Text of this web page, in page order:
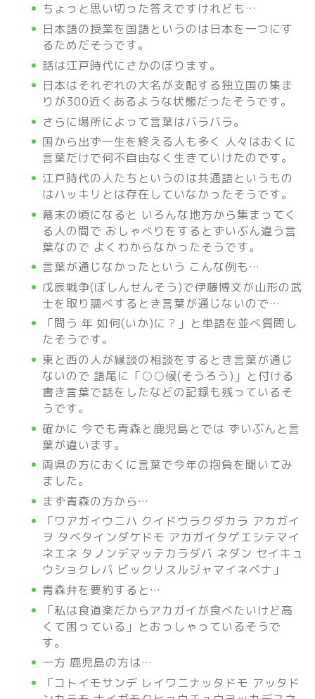
ちょっと思い切った答えですけれども…
日本語の授業を国語というのは日本を一つにす
るためだそうです。
話は江戸時代にさかのぼります。
日本はそれぞれの大名が支配する独立国の集ま
りが300近くあるような状態だったそうです。
さらに場所によって言葉はバラバラ。
国から出ず一生を終える人も多く 人々はおくに
言葉だけで何不自由なく生きていけたのです。
江戸時代の人たちというのは共通語というもの
はハッキリとは存在していなかったそうです。
幕末の頃になると いろんな地方から集まってく
る人の間で おしゃべりをするとずいぶん違う言
葉なので よくわからなかったそうです。
言葉が通じなかったという こんな例も…
戊辰戦争(ぼしんせんそう)で伊藤博文が山形の武
士を取り調べするとき言葉が通じないので…
「問う 年 如何(いか)に？」と単語を並べ質問し
たそうです。
東と西の人が縁談の相談をするとき言葉が通じ
ないので 語尾に「○○候(そうろう)」と付ける
書き言葉で話をしたなどの記録も残っているそ
うです。
確かに 今でも青森と鹿児島とでは ずいぶんと言
葉が違います。
両県の方におくに言葉で今年の抱負を聞いてみ
ました。
まず青森の方から…
「ワアガイウニハ クイドウラクダカラ アカガイ
ヲ タベタインダケドモ アカガイタゲエシテマイ
ネエネ タノンデマッテカラダバ ネダン セイキュ
ウショクレバ ビックリスルジャマイネベナ」
青森弁を要約すると…
「私は食道楽だからアカガイが食べたいけど高
くて困っている」とおっしゃっているそうで
す。
一方 鹿児島の方は…
「コトイモサンデ レイワニナッタドモ アッタド